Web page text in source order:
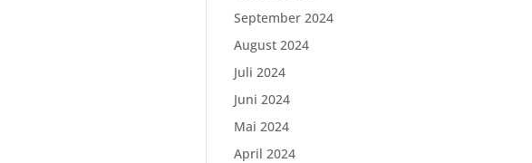
September 2024
August 2024
Juli 2024
Juni 2024
Mai 2024
April 2024